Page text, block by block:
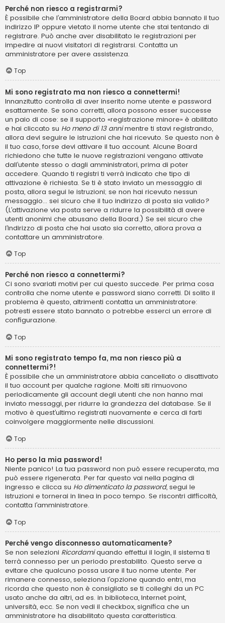
Perché non riesco a registrarmi?
È possibile che l’amministratore della Board abbia bannato il tuo
indirizzo IP oppure vietato il nome utente che stai tentando di
registrare. Può anche aver disabilitato le registrazioni per
impedire ai nuovi visitatori di registrarsi. Contatta un
amministratore per avere assistenza.
Top
Mi sono registrato ma non riesco a connettermi!
Innanzitutto controlla di aver inserito nome utente e password
esattamente. Se sono corretti, allora possono esser successe
un paio di cose: se il supporto «registrazione minore» è abilitato
e hai cliccato su Ho meno di 13 annimentre ti stavi registrando,
allora devi seguire le istruzioni che hai ricevuto. Se questo non è
il tuo caso, forse devi attivare il tuo account. Alcune Board
richiedono che tutte le nuove registrazioni vengano attivate
dall’utente stesso o dagli amministratori, prima di poter
accedere. Quando ti registri ti verrà indicato che tipo di
attivazione è richiesta. Se ti è stato inviato un messaggio di
posta, allora segui le istruzioni; se non hai ricevuto nessun
messaggio... sei sicuro che il tuo indirizzo di posta sia valido?
(L’attivazione via posta serve a ridurre la possibilità di avere
utenti anonimi che abusano della Board.) Se sei sicuro che
l’indirizzo di posta che hai usato sia corretto, allora prova a
contattare un amministratore.
Top
Perché non riesco a connettermi?
Ci sono svariati motivi per cui questo succede. Per prima cosa
controlla che nome utente e password siano corretti. Di solito il
problema è questo, altrimenti contatta un amministratore:
potresti essere stato bannato o potrebbe esserci un errore di
configurazione.
Top
Mi sono registrato tempo fa, ma non riesco più a
connettermi?!
È possibile che un amministratore abbia cancellato o disattivato
il tuo account per qualche ragione. Molti siti rimuovono
periodicamente gli account degli utenti che non hanno mai
inviato messaggi, per ridurre la grandezza del database. Se il
motivo è quest’ultimo registrati nuovamente e cerca di farti
coinvolgere maggiormente nelle discussioni.
Top
Ho perso la mia password!
Niente panico! La tua password non può essere recuperata, ma
può essere rigenerata. Per far questo vai nella pagina di
ingresso e clicca su Ho dimenticato la password, segui le
istruzioni e tornerai in linea in poco tempo. Se riscontri difficoltà,
contatta l’amministratore.
Top
Perché vengo disconnesso automaticamente?
Se non selezioni Ricordamiquando effettui il login, il sistema ti
terrà connesso per un periodo prestabilito. Questo serve a
evitare che qualcuno possa usare il tuo nome utente. Per
rimanere connesso, seleziona l’opzione quando entri, ma
ricorda che questo non è consigliato se ti colleghi da un PC
usato anche da altri, ad es. in biblioteca, Internet point,
università, ecc. Se non vedi il checkbox, significa che un
amministratore ha disabilitato questa caratteristica.